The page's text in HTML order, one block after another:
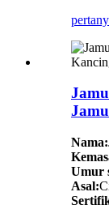
Nama:
Umur
Asal: